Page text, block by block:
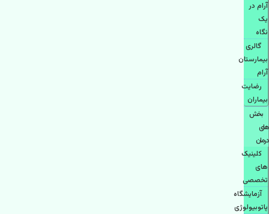
آرام در
یک
نگاه
گالری
بیمارستان
آرام
رضایت
بیماران
بخش
های
درمان
کلینیک
های
تخصصی
آزمایشگاه
پاتوبیولوژی